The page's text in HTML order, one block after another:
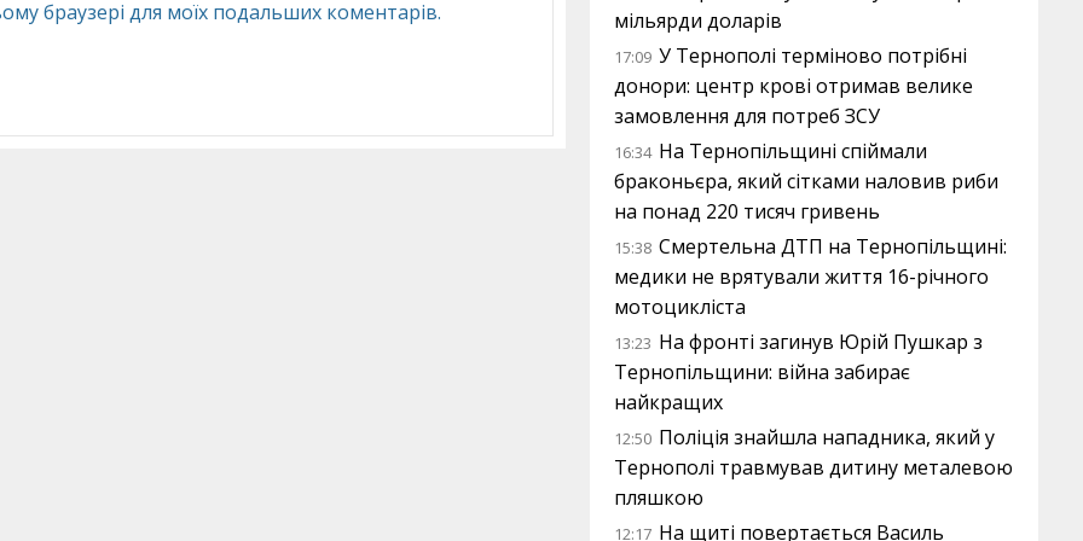
браузері для моїх подальших коментарів.
мільярди доларів
17:09 У Тернополі терміново потрібні
донори: центр крові отримав велике
замовлення для потреб ЗСУ
16:34 На Тернопільщині спіймали
браконьєра, який сітками наловив риби
на понад 220 тисяч гривень
15:38 Смертельна ДТП на Тернопільщині:
медики не врятували життя 16-річного
мотоцикліста
13:23 На фронті загинув Юрій Пушкар з
Тернопільщини: війна забирає
найкращих
12:50 Поліція знайшла нападника, який у
Тернополі травмував дитину металевою
пляшкою
12:17 На щиті повертається Василь